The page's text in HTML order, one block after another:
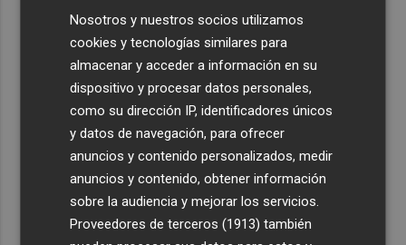
Nosotros y nuestros socios utilizamos
cookies y tecnologías similares para
almacenar y acceder a información en su
dispositivo y procesar datos personales,
como su dirección IP, identificadores únicos
y datos de navegación, para ofrecer
anuncios y contenido personalizados, medir
anuncios y contenido, obtener información
sobre la audiencia y mejorar los servicios.
Proveedores de terceros (1913) también